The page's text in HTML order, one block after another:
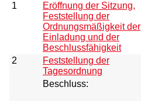
1
Eröffnung der Sitzung,
Feststellung der
Ordnungsmäßigkeit der
Einladung und der
Beschlussfähigkeit
2
Feststellung der
Tagesordnung
Beschluss: